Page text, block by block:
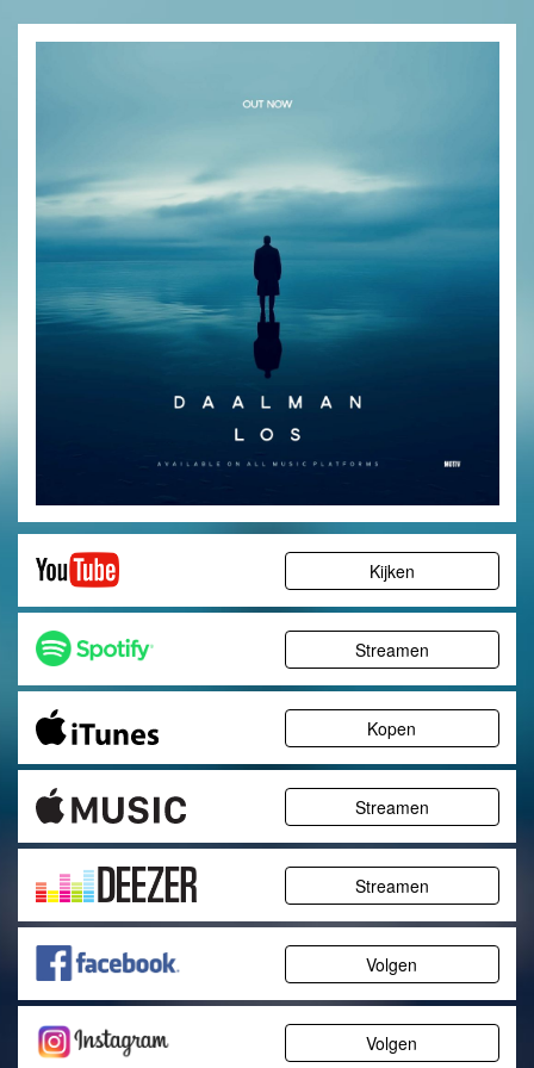
Kijken
Streamen
Kopen
Streamen
Streamen
Volgen
Volgen